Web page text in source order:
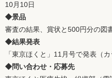
10月10日
◆景品
審査の結果、賞状と500円分の図
◆結果発表
「東京ほくと」11月号で発表（カ
◆問い合わせ・応募先